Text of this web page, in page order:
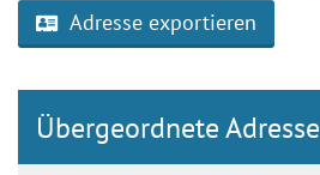
Adresse exportieren
Übergeordnete Adresse